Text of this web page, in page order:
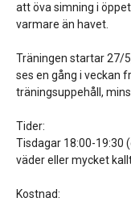
att öva simning i
varmare än havet.
Träningen startar 27/
ses en gång i veckan
träningsuppehåll,
Tider:
Tisdagar 18:00-19:30
väder eller mycket
Kostnad: